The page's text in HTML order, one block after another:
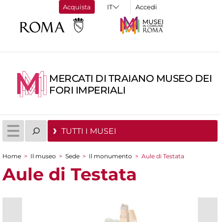
Acquista Accedi
MERCATI DI TRAIANO MUSEO DEI
FORI IMPERIALI
TUTTI I MUSEI
Tu sei qui
Home > Il museo > Sede > Il monumento > Aule di Testata
Aule di Testata